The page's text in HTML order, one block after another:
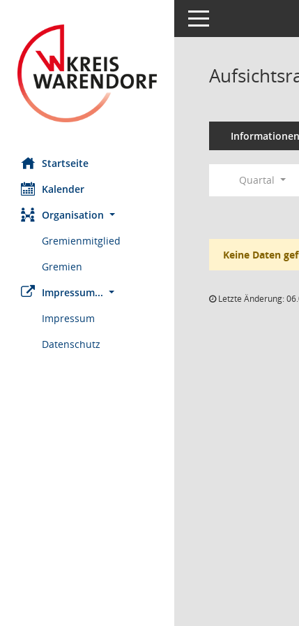
Startseite
Kalender
Organisation
Gremienmitglied
Gremien
Impressum...
Impressum
Datenschutz
Toggle navigation
Informationen
Quartal
Keine Daten
Letzte Änderung: